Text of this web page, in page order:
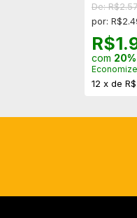
De:
por:
com 20%
12 x de